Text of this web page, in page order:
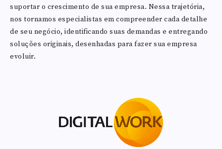
suportar o crescimento de sua empresa. Nessa trajetória,
nos tornamos especialistas em compreender cada detalhe
de seu negócio, identificando suas demandas e entregando
soluções originais, desenhadas para fazer sua empresa
evoluir.